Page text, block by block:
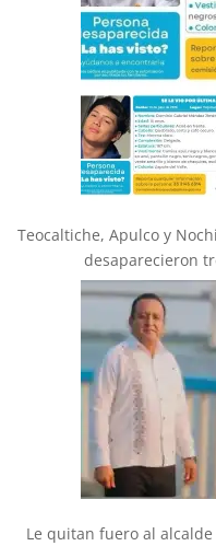
Teocaltiche, Apulco y
desaparecieron
Le quitan fuero al